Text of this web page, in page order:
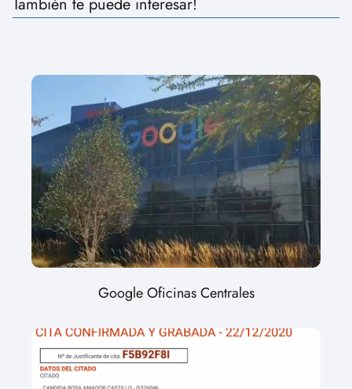
Google Oficinas Centrales